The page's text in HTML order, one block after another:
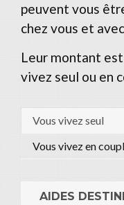
peuvent vous
chez vous et
Leur montant
vivez seul ou en
Vous vivez seul
Vous vivez en
AIDES